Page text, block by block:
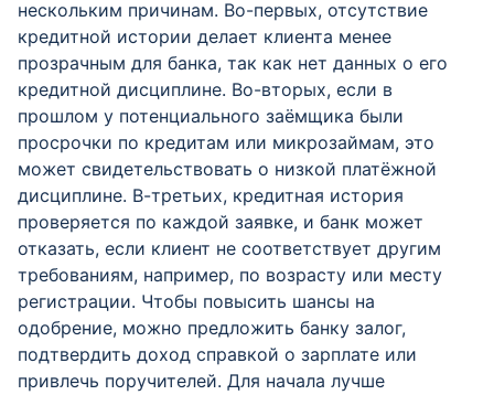
нескольким причинам. Во-первых, отсутствие
кредитной истории делает клиента менее
прозрачным для банка, так как нет данных о его
кредитной дисциплине. Во-вторых, если в
прошлом у потенциального заёмщика были
просрочки по кредитам или микрозаймам, это
может свидетельствовать о низкой платёжной
дисциплине. В-третьих, кредитная история
проверяется по каждой заявке, и банк может
отказать, если клиент не соответствует другим
требованиям, например, по возрасту или месту
регистрации. Чтобы повысить шансы на
одобрение, можно предложить банку залог,
подтвердить доход справкой о зарплате или
привлечь поручителей. Для начала лучше